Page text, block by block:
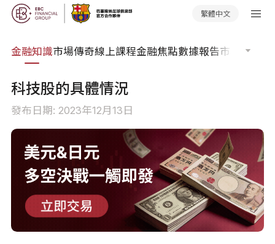
繁體中文
金融知識市場傳奇線上課程金融焦點數據報告市場分析
科技股的具體情況
發布日期: 2023年12月13日